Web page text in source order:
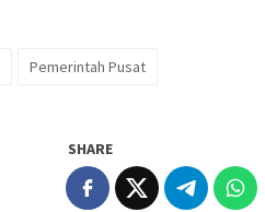
Pemerintah Pusat
SHARE